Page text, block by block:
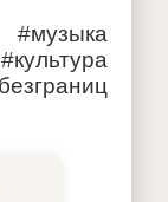
#музыка